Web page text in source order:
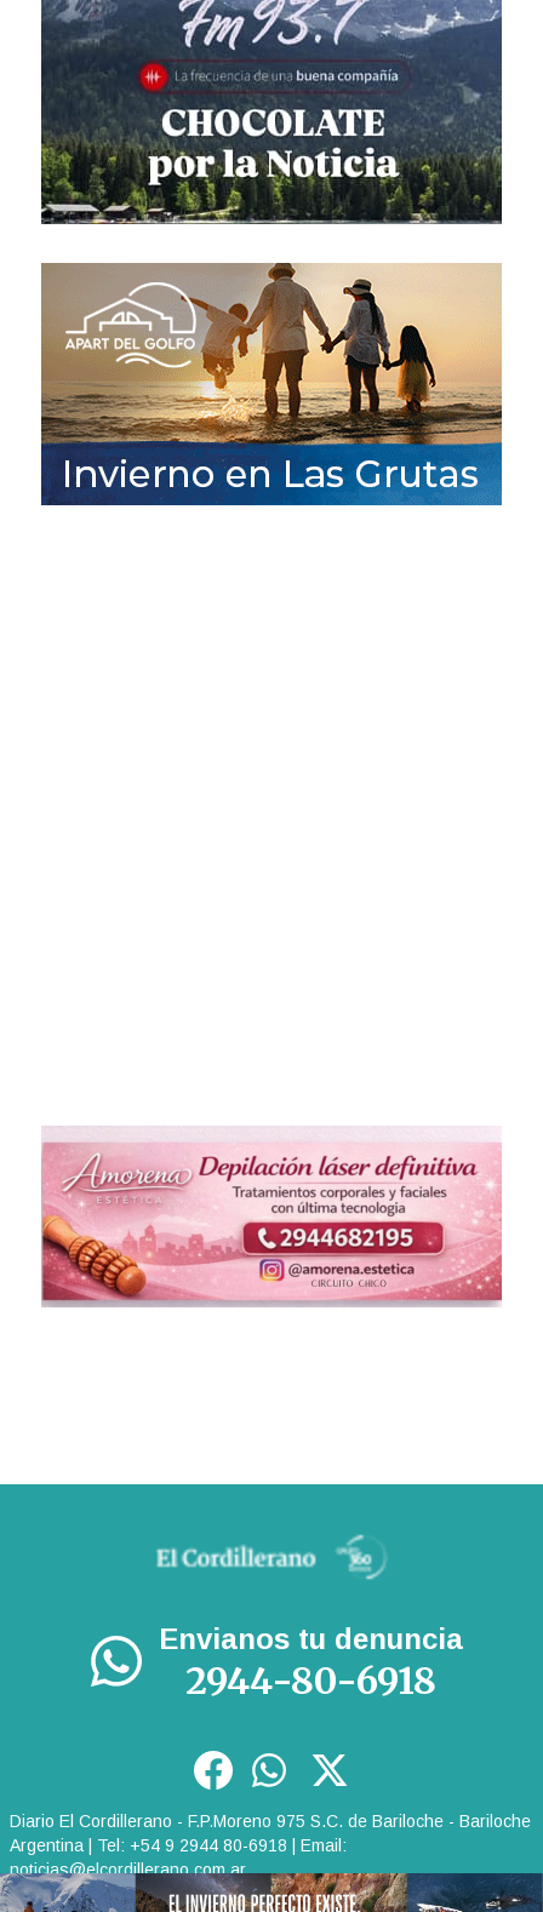
Envianos tu denuncia
2944-80-6918
Diario El Cordillerano - F.P.Moreno 975 S.C. de Bariloche - Bariloche
Argentina | Tel: +54 9 2944 80-6918 | Email:
noticias@elcordillerano.com.ar
RSS|Media Kit|Políticas de Privacidad|Archivo